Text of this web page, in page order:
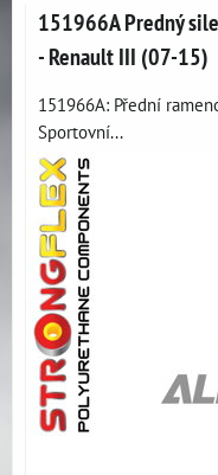
151966A Predný
- Renault III (07-15)
151966A: Přední
Sportovní...